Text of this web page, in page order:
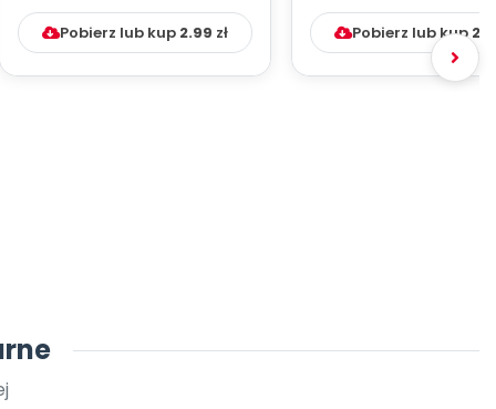
Pobierz lub kup 2.99 zł Pobierz lub kup